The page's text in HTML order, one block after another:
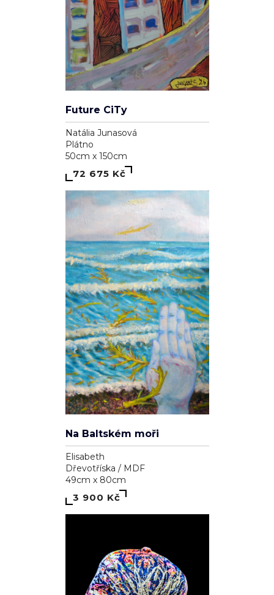
Future CiTy
Natália Junasová
Plátno
50cm x 150cm
72 675 Kč
Na Baltském moři
Elisabeth
Dřevotříska / MDF
49cm x 80cm
3 900 Kč